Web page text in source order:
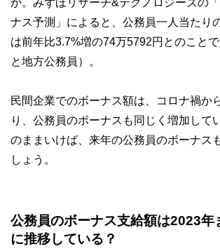
ナス予測」によると、公務員一人当たり
は前年比3.7%増の74万5792円とのこと
と地方公務員）。
民間企業でのボーナス額は、コロナ禍か
り、公務員のボーナスも同じく増加して
のままいけば、来年の公務員のボーナス
しょう。
公務員のボーナス支給額は2023年
に推移している？